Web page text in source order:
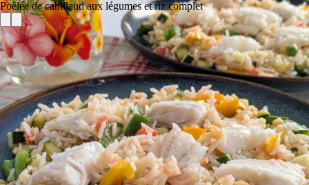
Poêlée de cabillaud aux légumes et riz complet